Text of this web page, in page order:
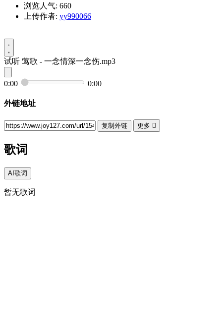
浏览人气: 660
上传作者: yy990066
试听 莺歌 - 一念情深一念伤.mp3
0:00 0:00
外链地址
复制外链 更多 
歌词
AI歌词
暂无歌词